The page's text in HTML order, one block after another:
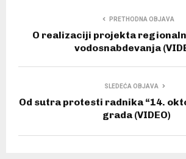
PRETHODNA OBJAVA
O realizaciji projekta
vodosnabdevanja
SLEDEĆA OBJAVA
Od sutra protesti radnika “14.
grada (VIDEO)